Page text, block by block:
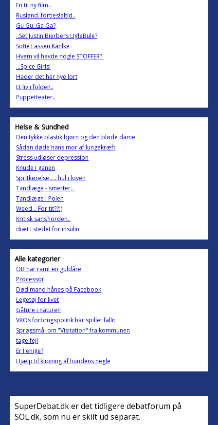
En til ny film..
Rusland..forties!altid..
Gu Gu..Ga Ga?
..Set Justin Bierbers UgleBule?
Sofie Lassen Kanlke
Hvem vil havde nogle STOFFER?.
...Spice Girls!
Hader det her nye lort
Et liv i folden..
Puppetteater..
Helse & Sundhed
Den tykke plastik bjørn og den bløde dame
Sådan døde hans mor af lungekræft
Stress udløser depression
Knude i ganen
Spritkørelse..... hul i loven
Tandlæge - smerter...
Tandlæge i Polen
Weed... For tit??:(
Kritisk sans?iorden..
diæt i stedet for insulin
Alle kategorier
OB har ramt en guldåre
Processor
Død mand hånes på Facebook
Legetøj for livet
Gåture i naturen
VKOs forbrugspolitik har spillet fallit.
Sprøgsmål om "Visitation" fra kommunen
tage fejl
Er I enige?
Hjælp til klipning af hundens negle
SuperDebat.dk er det tidligere debatforum på
SOL.dk, som nu er skilt ud separat.